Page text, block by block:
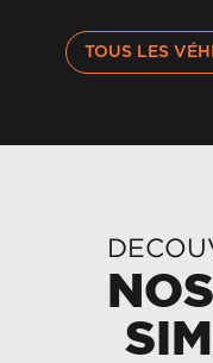
TOUS LES